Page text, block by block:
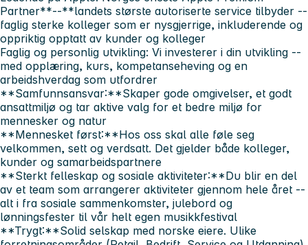
Partner**--**landets største autoriserte service tilbyder --
faglig sterke kolleger som er nysgjerrige, inkluderende og
oppriktig opptatt av kunder og kolleger
Faglig og personlig utvikling: Vi investerer i din utvikling --
med opplæring, kurs, kompetanseheving og en
arbeidshverdag som utfordrer
**Samfunnsansvar:**Skaper gode omgivelser, et godt
ansattmiljø og tar aktive valg for et bedre miljø for
mennesker og natur
**Mennesket først:**Hos oss skal alle føle seg
velkommen, sett og verdsatt. Det gjelder både kolleger,
kunder og samarbeidspartnere
**Sterkt felleskap og sosiale aktiviteter:**Du blir en del
av et team som arrangerer aktiviteter gjennom hele året --
alt i fra sosiale sammenkomster, julebord og
lønningsfester til vår helt egen musikkfestival
**Trygt:**Solid selskap med norske eiere. Ulike